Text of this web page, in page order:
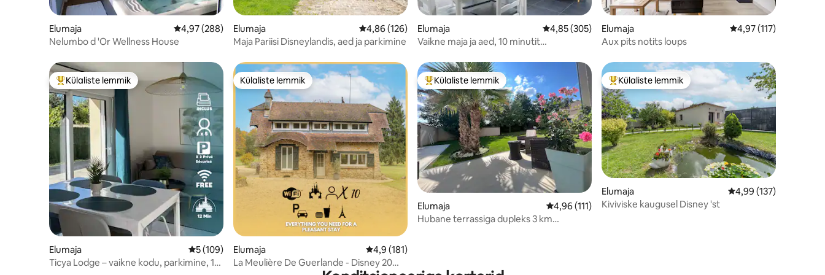
Elumaja Keskmine hinnang 4,97/5, 288 hinnangut
4,97 (288)
Nelumbo d 'Or Wellness House
Elumaja Keskmine hinnang 4,86/5, 126 hinnangut
4,86 (126)
Maja Pariisi Disneylandis, aed ja parkimine
Elumaja Keskmine hinnang 4,85/5, 305 hinnangut
4,85 (305)
Vaikne maja ja aed, 10 minutit
Elumaja Keskmine hinnang
4,97 (117)
Aux pits notits loups
Külaliste suur lemmik
Külaliste lemmik
Elumaja Keskmine hinnang 5/5, 109 hinnangut
5 (109)
Ticya Lodge – vaikne kodu, parkimine, 12
Külaliste lemmik
Külaliste lemmik
Elumaja Keskmine hinnang 4,9/5, 181 hinnangut
4,9 (181)
La Meulière De Guerlande - Disney 20
Külaliste suur lemmik
Külaliste lemmik
Elumaja Keskmine hinnang 4,96/5, 111 hinnangut
4,96 (111)
Hubane terrassiga dupleks 3 km
Külaliste suur lemmik
Külaliste lemmik
Elumaja Keskmine hinnang
4,99 (137)
Kiviviske kaugusel Disney 'st